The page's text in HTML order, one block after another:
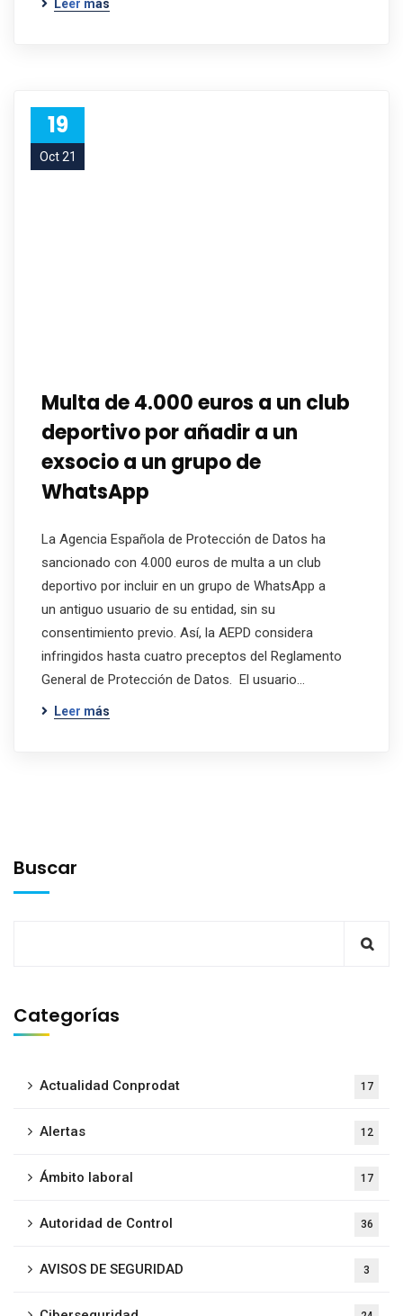
Leer más
19
Oct 21
Multa de 4.000 euros a un club
deportivo por añadir a un
exsocio a un grupo de
WhatsApp
La Agencia Española de Protección de Datos ha
sancionado con 4.000 euros de multa a un club
deportivo por incluir en un grupo de WhatsApp a
un antiguo usuario de su entidad, sin su
consentimiento previo. Así, la AEPD considera
infringidos hasta cuatro preceptos del Reglamento
General de Protección de Datos. El usuario…
Leer más
Buscar
Categorías
Actualidad Conprodat 17
Alertas 12
Ámbito laboral 17
Autoridad de Control 36
AVISOS DE SEGURIDAD 3